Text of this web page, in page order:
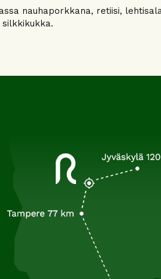
nauhaporkkana, retiisi,